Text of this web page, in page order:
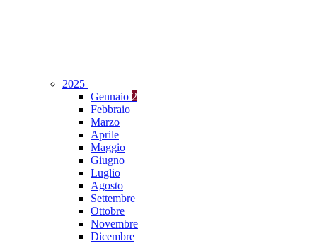
2025
Gennaio 2
Febbraio
Marzo
Aprile
Maggio
Giugno
Luglio
Agosto
Settembre
Ottobre
Novembre
Dicembre